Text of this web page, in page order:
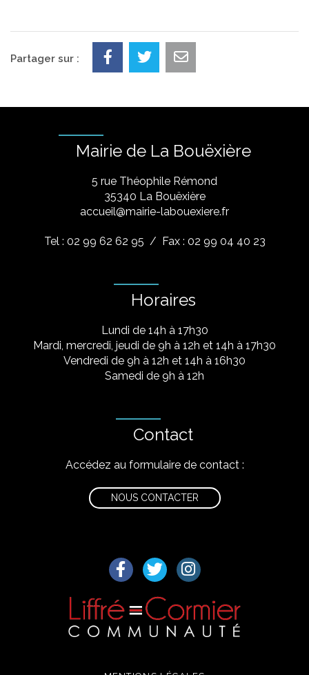
Partager sur :
Mairie de La Bouëxière
5 rue Théophile Rémond
​35340 La Bouëxière
accueil@mairie-labouexiere.fr
Tel : 02 99 62 62 95 / Fax : 02 99 04 40 23
Horaires
Lundi de 14h à 17h30
Mardi, mercredi, jeudi de 9h à 12h et 14h à 17h30
Vendredi de 9h à 12h et 14h à 16h30
Samedi de 9h à 12h
Contact
Accédez au formulaire de contact :
NOUS CONTACTER
Lien vers le compte Facebook
Lien vers le compte Twitter
Lien vers le compte